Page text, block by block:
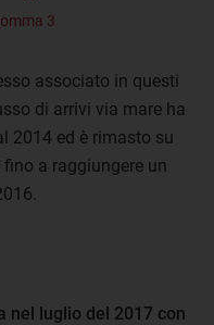
3
associato in questi
di arrivi via mare ha
2014 ed è rimasto su
a raggiungere un
nel luglio del 2017 con